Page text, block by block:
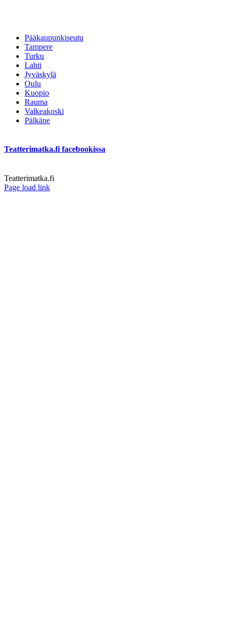
Pääkaupunkiseutu
Tampere
Turku
Lahti
Jyväskylä
Oulu
Kuopio
Rauma
Valkeakoski
Pälkäne
Teatterimatka.fi facebookissa
Teatterimatka.fi
Facebook
Page load link